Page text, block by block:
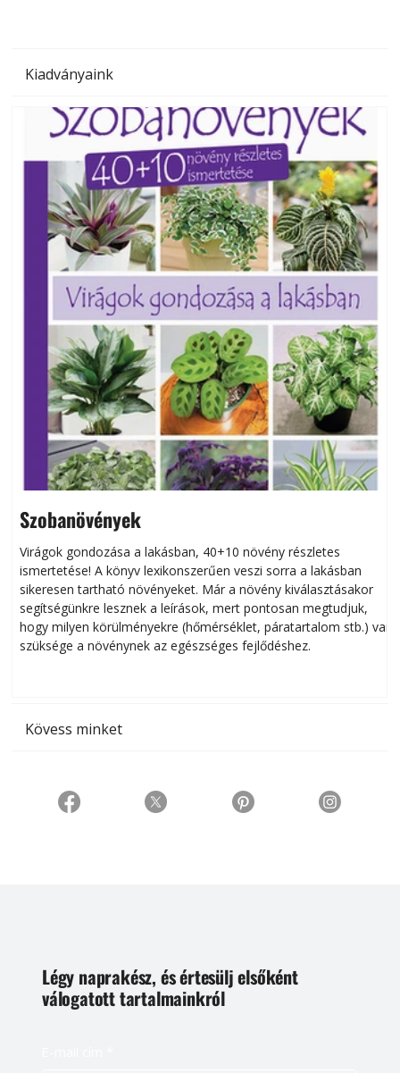
Kiadványaink
Szobanövények
Virágok gondozása a lakásban, 40+10 növény részletes
ismertetése! A könyv lexikonszerűen veszi sorra a lakásban
sikeresen tart­ha­tó növényeket. Már a növény kiválasztásakor
segítségünkre lesznek a leírások, mert pontosan megtudjuk,
hogy milyen körülményekre (hőmérséklet, páratartalom stb.) van
szüksége a növénynek az egészséges fejlődéshez.
Kövess minket
Légy naprakész, és értesülj elsőként
válogatott tartalmainkról